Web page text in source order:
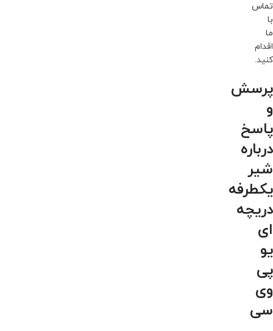
تماس
با
ما
اقدام
کنید.
پرسش
و
پاسخ
درباره
شیر
یکطرفه
دریچه
ای
یو
پی
وی
سی